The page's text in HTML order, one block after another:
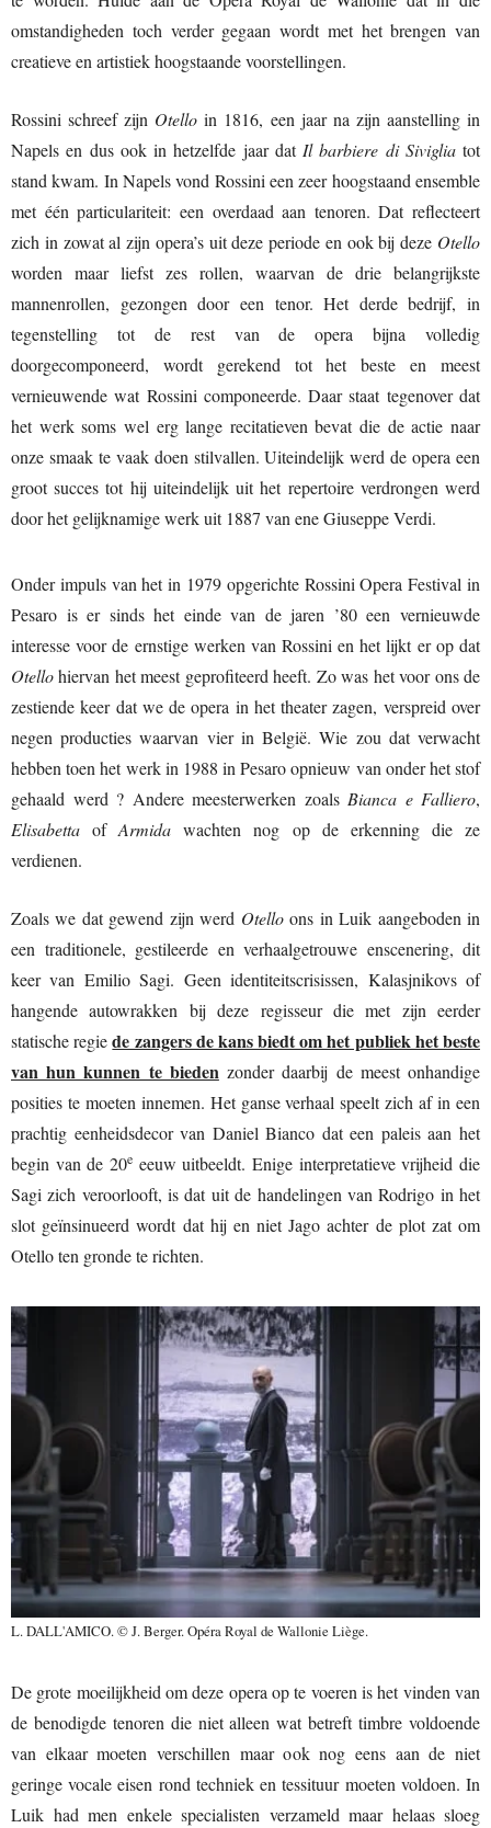
omstandigheden toch verder gegaan wordt met het brengen van
creatieve en artistiek hoogstaande voorstellingen.
Rossini schreef zijn Otello in 1816, een jaar na zijn aanstelling in
Napels en dus ook in hetzelfde jaar dat Il barbiere di Sivigliatot
stand kwam. In Napels vond Rossini een zeer hoogstaand ensemble
met één particulariteit: een overdaad aan tenoren. Dat reflecteert
zich in zowat al zijn opera’s uit deze periode en ook bij deze Otello
worden maar liefst zes rollen, waarvan de drie belangrijkste
mannenrollen, gezongen door een tenor. Het derde bedrijf, in
tegenstelling tot de rest van de opera bijna volledig
doorgecomponeerd, wordt gerekend tot het beste en meest
vernieuwende wat Rossini componeerde. Daar staat tegenover dat
het werk soms wel erg lange recitatieven bevat die de actie naar
onze smaak te vaak doen stilvallen. Uiteindelijk werd de opera een
groot succes tot hij uiteindelijk uit het repertoire verdrongen werd
door het gelijknamige werk uit 1887 van ene Giuseppe Verdi.
Onder impuls van het in 1979 opgerichte Rossini Opera Festival in
Pesaro is er sinds het einde van de jaren ’80 een vernieuwde
interesse voor de ernstige werken van Rossini en het lijkt er op dat
Otellohiervan het meest geprofiteerd heeft. Zo was het voor ons de
zestiende keer dat we de opera in het theater zagen, verspreid over
negen producties waarvan vier in België. Wie zou dat verwacht
hebben toen het werk in 1988 in Pesaro opnieuw van onder het stof
gehaald werd ? Andere meesterwerken zoals Bianca e Falliero,
Elisabetta ofArmida wachten nog op de erkenning die ze
verdienen.
Zoals we dat gewend zijn werd Otelloons in Luik aangeboden in
een traditionele, gestileerde en verhaalgetrouwe enscenering, dit
keer van Emilio Sagi. Geen identiteitscrisissen, Kalasjnikovs of
hangende autowrakken bij deze regisseur die met zijn eerder
statische regiede zangers de kans biedt om het publiek het beste
van hun kunnen te bieden zonder daarbij de meest onhandige
posities te moeten innemen. Het ganse verhaal speelt zich af in een
prachtig eenheidsdecor van Daniel Bianco dat een paleis aan het
begin van de 20e eeuw uitbeeldt. Enige interpretatieve vrijheid die
Sagi zich veroorlooft, is dat uit de handelingen van Rodrigo in het
slot geïnsinueerd wordt dat hij en niet Jago achter de plot zat om
Otello ten gronde te richten.
L. DALL'AMICO. © J. Berger. Opéra Royal de Wallonie Liège.
De grote moeilijkheid om deze opera op te voeren is het vinden van
de benodigde tenoren die niet alleen wat betreft timbre voldoende
van elkaar moeten verschillen maar ook nog eens aan de niet
geringe vocale eisen rond techniek en tessituur moeten voldoen. In
Luik had men enkele specialisten verzameld maar helaas sloeg